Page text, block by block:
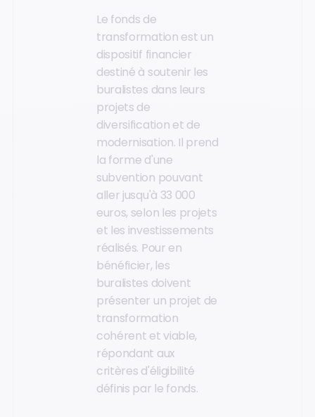
Le fonds de
transformation est un
dispositif financier
destiné à soutenir les
buralistes dans leurs
projets de
diversification et de
modernisation. Il prend
la forme d'une
subvention pouvant
aller jusqu'à 33 000
euros, selon les projets
et les investissements
réalisés. Pour en
bénéficier, les
buralistes doivent
présenter un projet de
transformation
cohérent et viable,
répondant aux
critères d'éligibilité
définis par le fonds.